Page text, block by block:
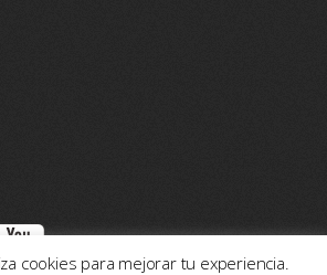
cookies para mejorar tu experiencia.